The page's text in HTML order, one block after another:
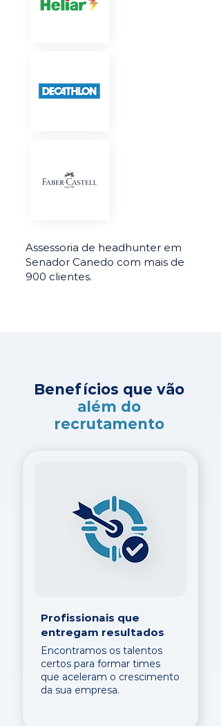
Assessoria de headhunter em
Senador Canedo com mais de
900 clientes.
Benefícios que vão
além do
recrutamento
Profissionais que
entregam resultados
Encontramos os talentos
certos para formar times
que aceleram o crescimento
da sua empresa.